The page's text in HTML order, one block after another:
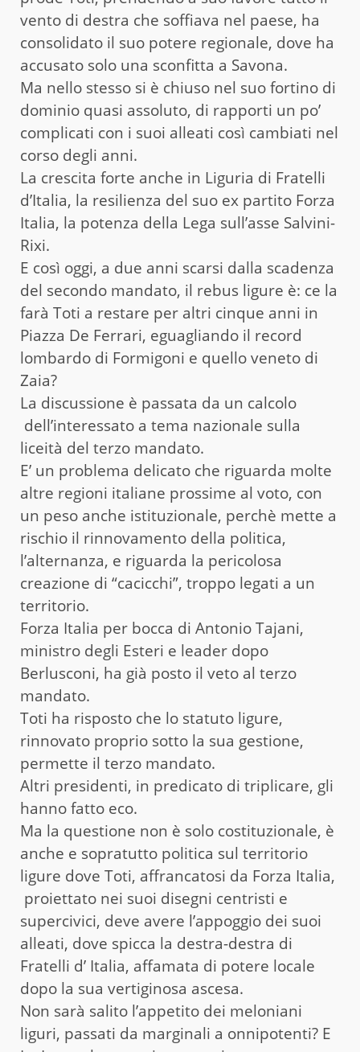
vento di destra che soffiava nel paese, ha
consolidato il suo potere regionale, dove ha
accusato solo una sconfitta a Savona.
Ma nello stesso si è chiuso nel suo fortino di
dominio quasi assoluto, di rapporti un po’
complicati con i suoi alleati così cambiati nel
corso degli anni.
La crescita forte anche in Liguria di Fratelli
d’Italia, la resilienza del suo ex partito Forza
Italia, la potenza della Lega sull’asse Salvini-
Rixi.
E così oggi, a due anni scarsi dalla scadenza
del secondo mandato, il rebus ligure è: ce la
farà Toti a restare per altri cinque anni in
Piazza De Ferrari, eguagliando il record
lombardo di Formigoni e quello veneto di
Zaia?
La discussione è passata da un calcolo
dell’interessato a tema nazionale sulla
liceità del terzo mandato.
E’ un problema delicato che riguarda molte
altre regioni italiane prossime al voto, con
un peso anche istituzionale, perchè mette a
rischio il rinnovamento della politica,
l’alternanza, e riguarda la pericolosa
creazione di “cacicchi”, troppo legati a un
territorio.
Forza Italia per bocca di Antonio Tajani,
ministro degli Esteri e leader dopo
Berlusconi, ha già posto il veto al terzo
mandato.
Toti ha risposto che lo statuto ligure,
rinnovato proprio sotto la sua gestione,
permette il terzo mandato.
Altri presidenti, in predicato di triplicare, gli
hanno fatto eco.
Ma la questione non è solo costituzionale, è
anche e sopratutto politica sul territorio
ligure dove Toti, affrancatosi da Forza Italia,
proiettato nei suoi disegni centristi e
supercivici, deve avere l’appoggio dei suoi
alleati, dove spicca la destra-destra di
Fratelli d’ Italia, affamata di potere locale
dopo la sua vertiginosa ascesa.
Non sarà salito l’appetito dei meloniani
liguri, passati da marginali a onnipotenti? E